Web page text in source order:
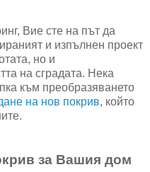
Вие сте на път да
и изпълнен проект
но и
на сградата. Нека
към преобразяването
на нов покрив, който
за Вашия дом